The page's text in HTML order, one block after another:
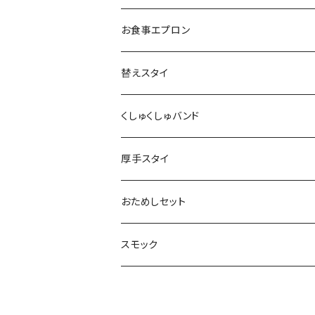
お食事エプロン
替えスタイ
くしゅくしゅバンド
厚手スタイ
おためしセット
スモック